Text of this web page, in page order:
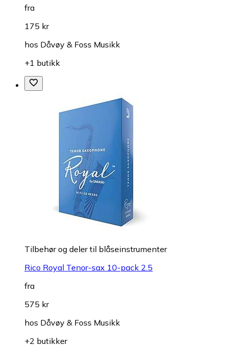
fra
175 kr
hos Dåvøy & Foss Musikk
+1 butikk
Tilbehør og deler til blåseinstrumenter
Rico Royal Tenor-sax 10-pack 2.5
fra
575 kr
hos Dåvøy & Foss Musikk
+2 butikker